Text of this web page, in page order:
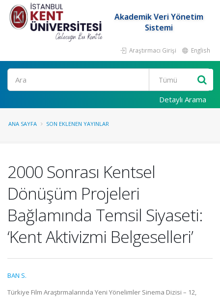
Akademik Veri Yönetim
Sistemi
Araştırmacı Girişi English
Ara
Detaylı Arama
ANA SAYFA SON EKLENEN YAYINLAR
2000 Sonrası Kentsel
Dönüşüm Projeleri
Bağlamında Temsil Siyaseti:
‘Kent Aktivizmi Belgeselleri’
BAN S.
Türkiye Film Araştırmalarında Yeni Yönelimler Sinema Dizisi – 12,